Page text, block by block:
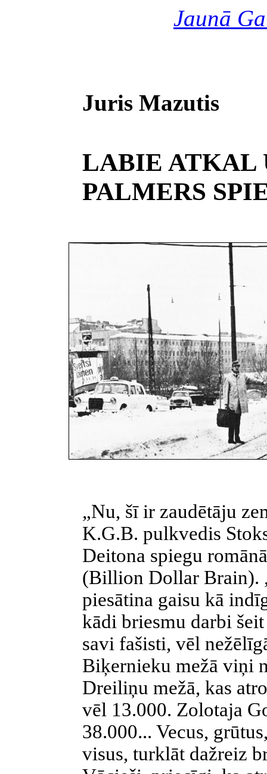
Jaunā
Juris Mazutis
LABIE ATKAL
PALMERS
„Nu, šī ir zaudētāju
K.G.B. pulkvedis
Deitona spiegu
(Billion Dollar Brain).
piesātina gaisu kā
kādi briesmu darbi
savi fašisti, vēl
Biķernieku mežā viņi
Dreiliņu mežā, kas
vēl 13.000. Zolotaja
38.000... Vecus,
visus, turklāt dažreiz